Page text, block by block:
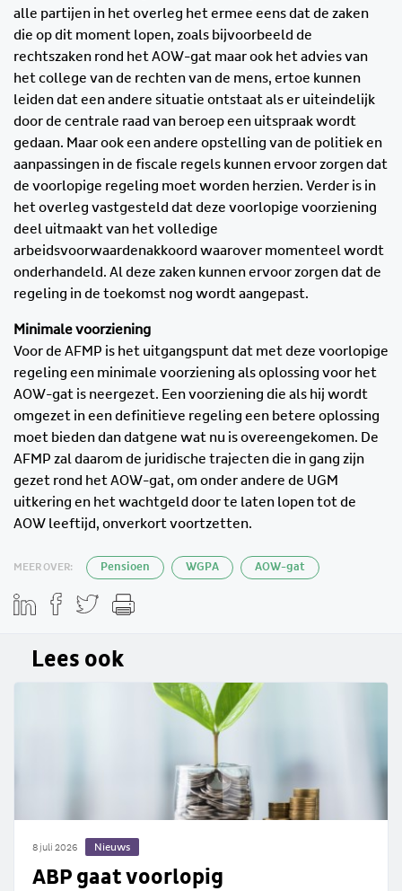
alle partijen in het overleg het ermee eens dat de zaken
die op dit moment lopen, zoals bijvoorbeeld de
rechtszaken rond het AOW-gat maar ook het advies van
het college van de rechten van de mens, ertoe kunnen
leiden dat een andere situatie ontstaat als er uiteindelijk
door de centrale raad van beroep een uitspraak wordt
gedaan. Maar ook een andere opstelling van de politiek en
aanpassingen in de fiscale regels kunnen ervoor zorgen dat
de voorlopige regeling moet worden herzien. Verder is in
het overleg vastgesteld dat deze voorlopige voorziening
deel uitmaakt van het volledige
arbeidsvoorwaardenakkoord waarover momenteel wordt
onderhandeld. Al deze zaken kunnen ervoor zorgen dat de
regeling in de toekomst nog wordt aangepast.
Minimale voorziening
Voor de AFMP is het uitgangspunt dat met deze voorlopige
regeling een minimale voorziening als oplossing voor het
AOW-gat is neergezet. Een voorziening die als hij wordt
omgezet in een definitieve regeling een betere oplossing
moet bieden dan datgene wat nu is overeengekomen. De
AFMP zal daarom de juridische trajecten die in gang zijn
gezet rond het AOW-gat, om onder andere de UGM
uitkering en het wachtgeld door te laten lopen tot de
AOW leeftijd, onverkort voortzetten.
MEER OVER: Pensioen WGPA AOW-gat
Lees ook
8 juli 2026 Nieuws
ABP gaat voorlopig